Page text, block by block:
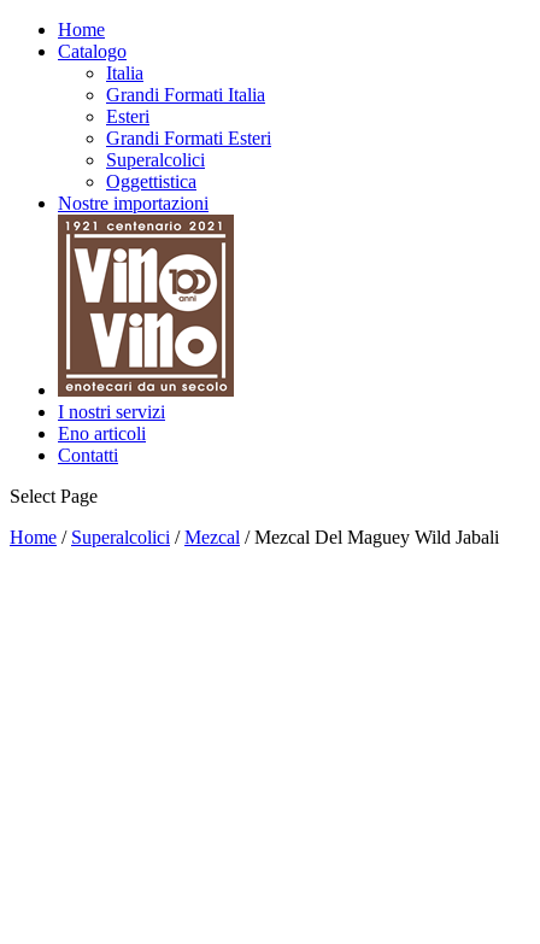
Home
Catalogo
Italia
Grandi Formati Italia
Esteri
Grandi Formati Esteri
Superalcolici
Oggettistica
Nostre importazioni
I nostri servizi
Eno articoli
Contatti
Select Page
Home / Superalcolici /Mezcal / Mezcal Del Maguey Wild Jabali